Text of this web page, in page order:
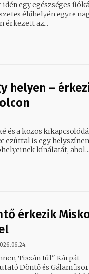
egy egészséges
élőhelyén egyre
ben érkezett az...
helyen –
és a közös
ezúttal is egy helyszínen
kínálatát, ahol...
érkezik
Tiszán túl" Kárpát-
Döntő és